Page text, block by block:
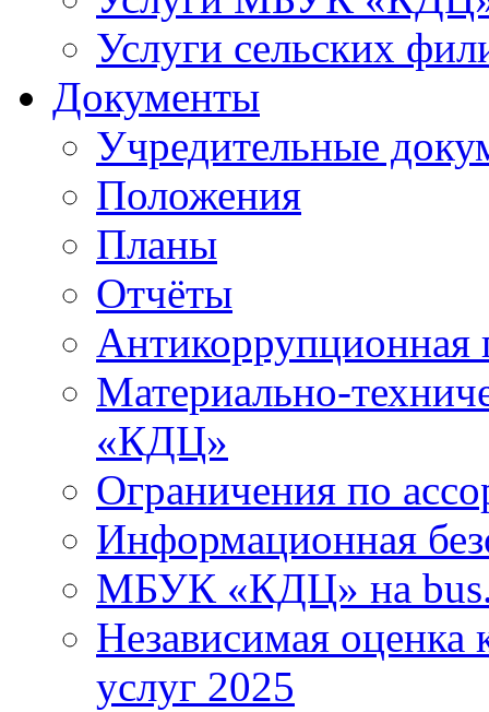
Услуги сельских
Документы
Учредительные
Положения
Планы
Отчёты
Антикоррупционная
Материально-
«КДЦ»
Ограничения по
Информационная
МБУК «КДЦ» на
Независимая оценка
услуг 2025